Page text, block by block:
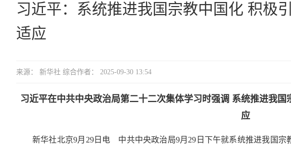
习近平：系统推进我国宗教中国化 积极
适应
来源： 新华社 综合作者： 2025-09-30 13:54
习近平在中共中央政治局第二十二次集体学习时强调 系统推进我
应
新华社北京9月29日电 中共中央政治局9月29日下午就系统推进我国宗